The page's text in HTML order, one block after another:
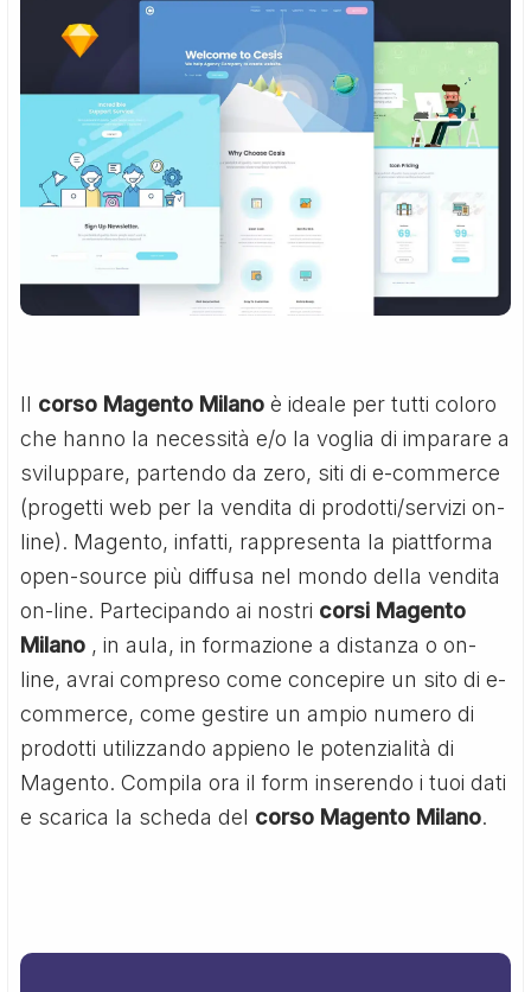
Il corso Magento Milano è ideale per tutti coloro
che hanno la necessità e/o la voglia di imparare a
sviluppare, partendo da zero, siti di e-commerce
(progetti web per la vendita di prodotti/servizi on-
line). Magento, infatti, rappresenta la piattforma
open-source più diffusa nel mondo della vendita
on-line. Partecipando ai nostri corsi Magento
Milano , in aula, in formazione a distanza o on-
line, avrai compreso come concepire un sito di e-
commerce, come gestire un ampio numero di
prodotti utilizzando appieno le potenzialità di
Magento. Compila ora il form inserendo i tuoi dati
e scarica la scheda del corso Magento Milano.